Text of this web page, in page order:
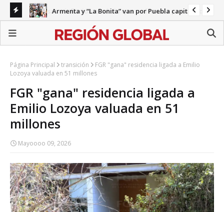
Armenta y “La Bonita” van por Puebla capital
Página Principal transición
FGR "gana" residencia ligada a Emilio
Lozoya valuada en 51 millones
FGR "gana" residencia ligada a
Emilio Lozoya valuada en 51
millones
Mayoooo 09, 2026